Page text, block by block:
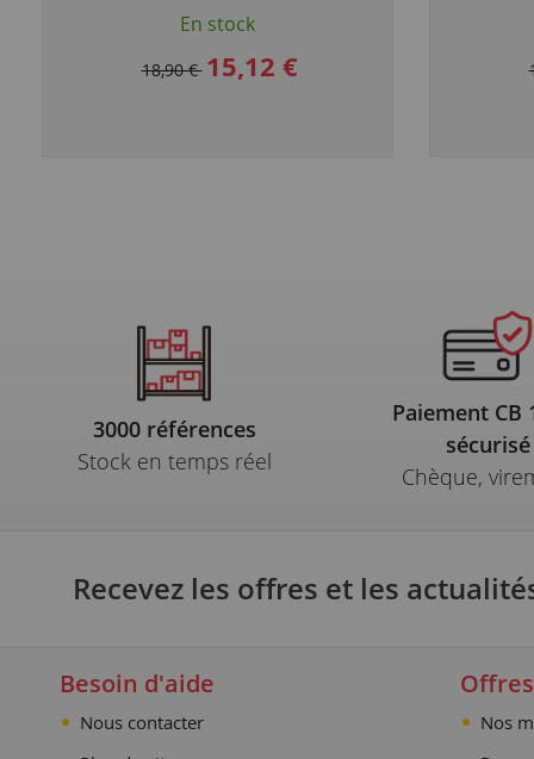
En stock
18,90 € 15,12 €
3000 références
Stock en temps réel
Paiement CB
sécurisé
Chèque,
Recevez les offres et les
Besoin d'aide
Nous contacter
Offres
Nos